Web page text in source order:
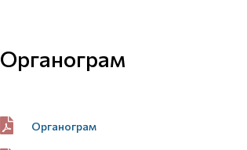
Органограм
Органограм